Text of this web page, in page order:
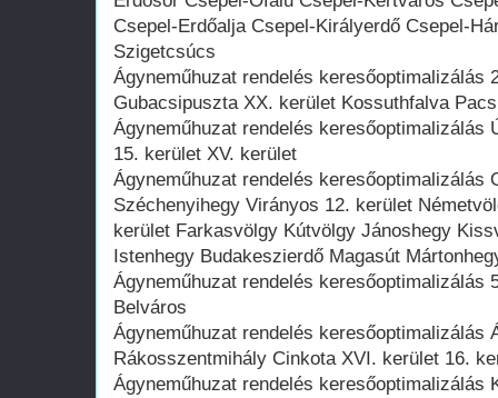
Csepel-Erdőalja Csepel-Királyerdő Csepel-
Szigetcsúcs
Ágyneműhuzat rendelés keresőoptimalizálás
Gubacsipuszta XX. kerület Kossuthfalva
Ágyneműhuzat rendelés keresőoptimalizálás
15. kerület XV. kerület
Ágyneműhuzat rendelés keresőoptimalizálás
Széchenyihegy Virányos 12. kerület
kerület Farkasvölgy Kútvölgy Jánoshegy
Istenhegy Budakeszierdő Magasút
Ágyneműhuzat rendelés keresőoptimalizálás
Belváros
Ágyneműhuzat rendelés keresőoptimalizálás
Rákosszentmihály Cinkota XVI. kerület 16.
Ágyneműhuzat rendelés keresőoptimalizálás